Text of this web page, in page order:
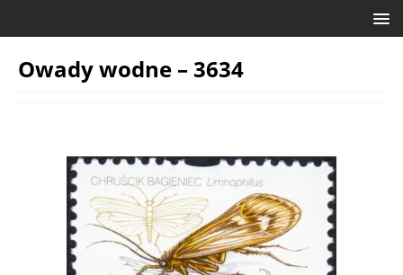
Owady wodne – 3634